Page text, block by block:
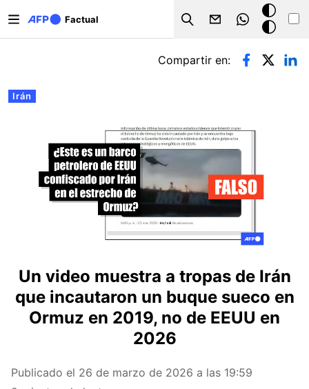
Factual
Search
Modo
oscuro
Solapas principales
Irán
Compartir en:
Un video muestra a tropas de Irán
que incautaron un buque sueco en
Ormuz en 2019, no de EEUU en
2026
Publicado el 26 de marzo de 2026 a las 19:59